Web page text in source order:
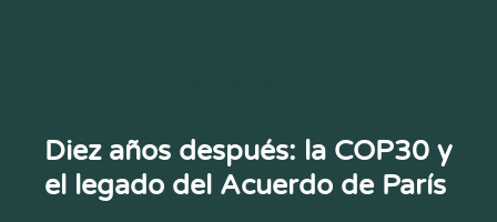
Diez años después: la COP30 y
el legado del Acuerdo de París